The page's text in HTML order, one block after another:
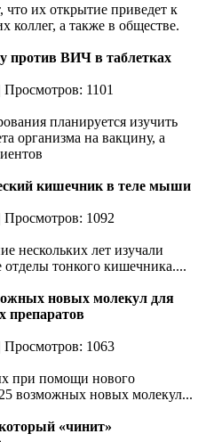
их открытие приведет к
коллег, а также в обществе.
против ВИЧ в таблетках
Просмотров: 1101
планируется изучить
организма на вакцину, а
кишечник в теле мыши
Просмотров: 1092
нескольких лет изучали
тонкого кишечника....
новых молекул для
препаратов
Просмотров: 1063
при помощи нового
возможных новых молекул...
«чинит»